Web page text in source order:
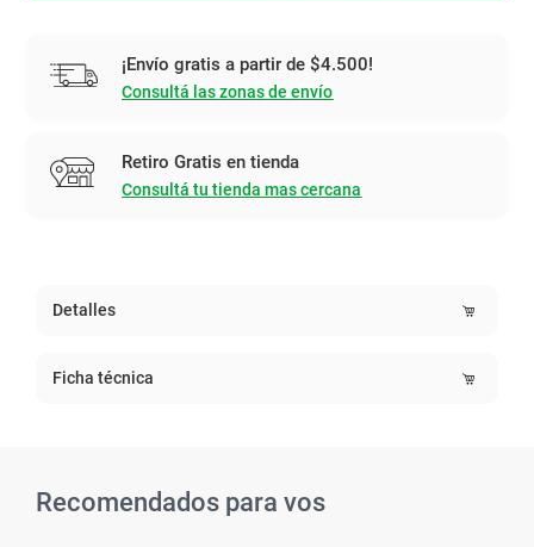
¡Envío gratis a partir de $4.500!
Consultá las zonas de envío
Retiro Gratis en tienda
Consultá tu tienda mas cercana
Detalles
Ficha técnica
Recomendados para vos